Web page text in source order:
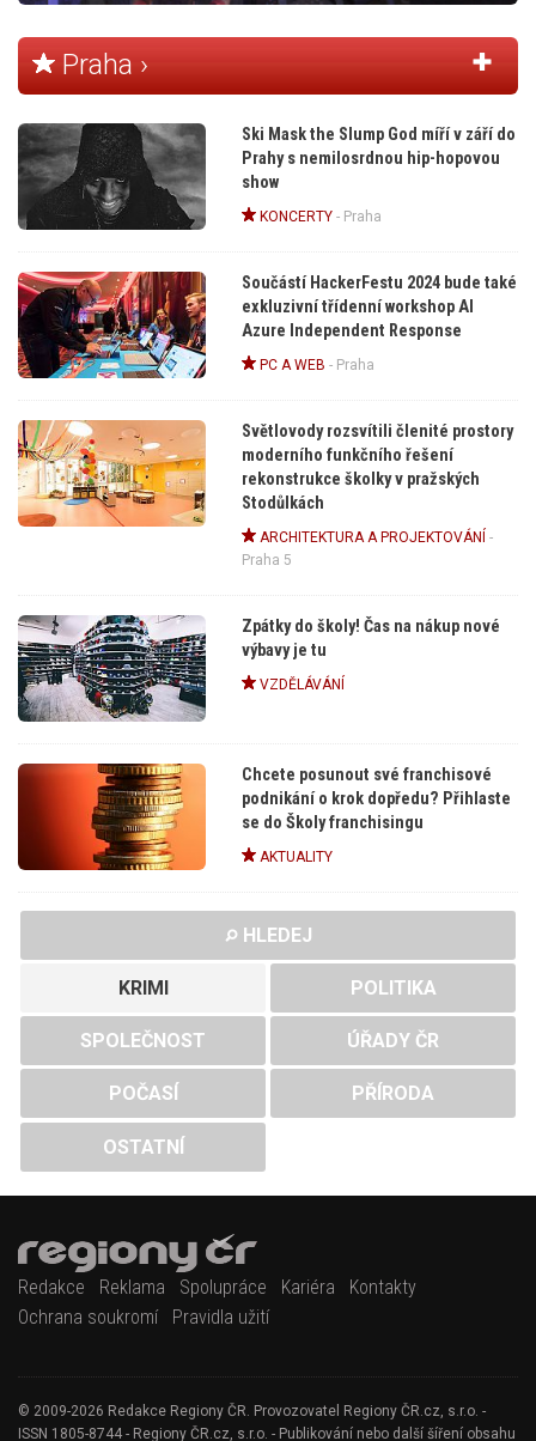
Praha ›
Ski Mask the Slump God míří v září do
Prahy s nemilosrdnou hip-hopovou
show
KONCERTY- Praha
Součástí HackerFestu 2024 bude také
exkluzivní třídenní workshop AI
Azure Independent Response
PC A WEB - Praha
Světlovody rozsvítili členité prostory
moderního funkčního řešení
rekonstrukce školky v pražských
Stodůlkách
ARCHITEKTURA A PROJEKTOVÁNÍ -
Praha 5
Zpátky do školy! Čas na nákup nové
výbavy je tu
VZDĚLÁVÁNÍ
Chcete posunout své franchisové
podnikání o krok dopředu? Přihlaste
se do Školy franchisingu
AKTUALITY
HLEDEJ
KRIMI POLITIKA
SPOLEČNOST ÚŘADY ČR
POČASÍ PŘÍRODA
OSTATNÍ
Redakce Reklama Spolupráce Kariéra
Kontakty
Ochrana soukromí
Pravidla užití
© 2009-2026 Redakce Regiony ČR. Provozovatel Regiony ČR.cz, s.r.o. -
ISSN 1805-8744 - Regiony ČR.cz, s.r.o. - Publikování nebo další šíření obsahu